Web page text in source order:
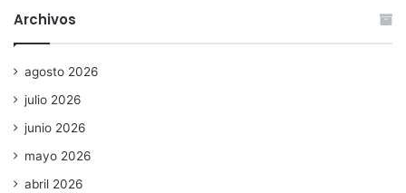
Archivos
agosto 2026
julio 2026
junio 2026
mayo 2026
abril 2026